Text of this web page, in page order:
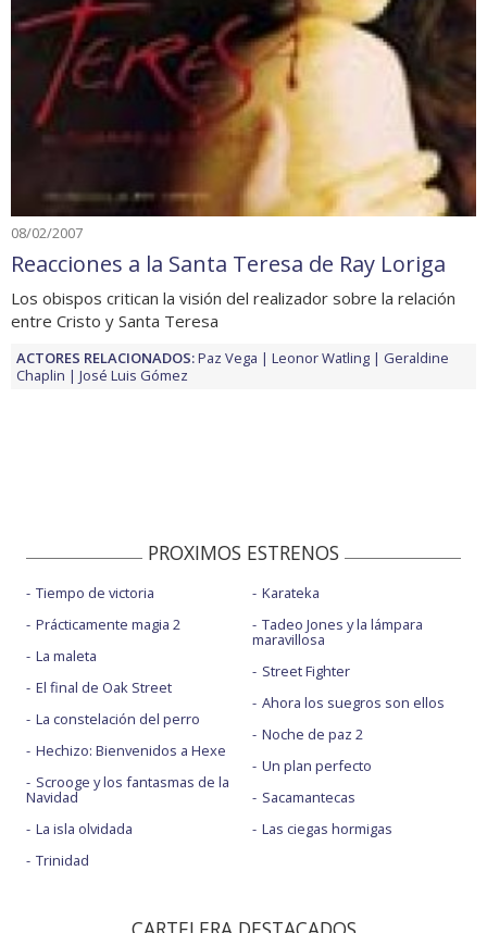
08/02/2007
Reacciones a la Santa Teresa de Ray Loriga
Los obispos critican la visión del realizador sobre la relación
entre Cristo y Santa Teresa
ACTORES RELACIONADOS:Paz Vega Leonor Watling
Geraldine
Chaplin
José Luis Gómez
PROXIMOS ESTRENOS
Tiempo de victoria
Prácticamente magia 2
La maleta
El final de Oak Street
La constelación del perro
Hechizo: Bienvenidos a Hexe
Scrooge y los fantasmas de la
Navidad
La isla olvidada
Trinidad
Karateka
Tadeo Jones y la lámpara
maravillosa
Street Fighter
Ahora los suegros son ellos
Noche de paz 2
Un plan perfecto
Sacamantecas
Las ciegas hormigas